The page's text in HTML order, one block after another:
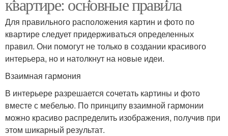
Для правильного расположения картин и фото по
квартире следует придерживаться определенных
правил. Они помогут не только в создании красивого
интерьера, но и натолкнут на новые идеи.
Взаимная гармония
В интерьере разрешается сочетать картины и фото
вместе с мебелью. По принципу взаимной гармонии
можно красиво распределить изображения, получив при
этом шикарный результат.